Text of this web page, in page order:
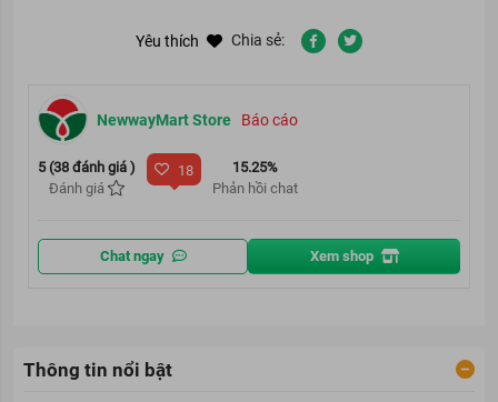
NewwayMart Store Báo cáo
5 (38 đánh giá )
Đánh giá
18
15.25%
Phản hồi chat
Chat ngay Xem shop
Yêu thích Chia sẻ:
Thông tin nổi bật